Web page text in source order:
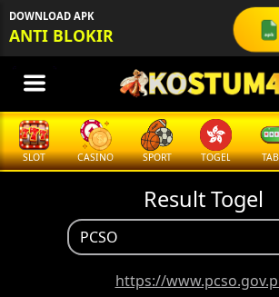
DOWNLOAD APK
ANTI BLOKIR
SLOT CASINO SPORT TOGEL
Result Togel
https://